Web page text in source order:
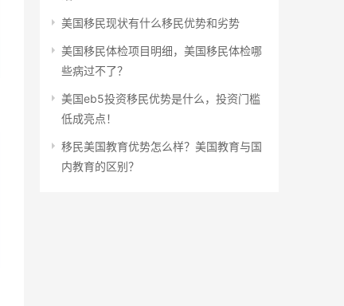
美国移民现状有什么移民优势和劣势
美国移民体检项目明细，美国移民体检哪
些病过不了？
美国eb5投资移民优势是什么，投资门槛
低成亮点！
移民美国教育优势怎么样？美国教育与国
内教育的区别？